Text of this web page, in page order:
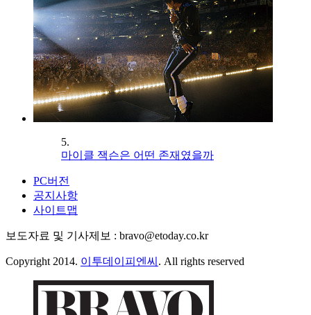
5.
마이클 잭슨은 어떤 존재였을까
PC버전
공지사항
사이트맵
보도자료 및 기사제보 : bravo@etoday.co.kr
Copyright 2014. 이투데이피엔씨 . All rights reserved